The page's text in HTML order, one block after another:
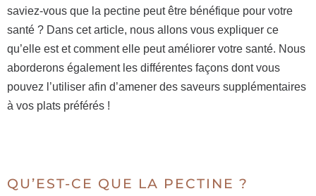
saviez-vous que la pectine peut être bénéfique pour votre
santé ? Dans cet article, nous allons vous expliquer ce
qu’elle est et comment elle peut améliorer votre santé. Nous
aborderons également les différentes façons dont vous
pouvez l’utiliser afin d’amener des saveurs supplémentaires
à vos plats préférés !
QU’EST-CE QUE LA PECTINE ?